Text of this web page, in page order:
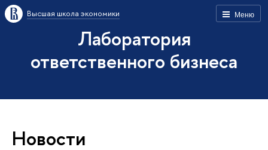
Меню
Высшая школа экономики
Лаборатория
ответственного бизнеса
Новости